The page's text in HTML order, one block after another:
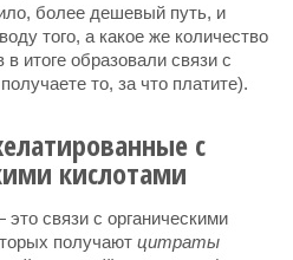
более дешевый путь, и
того, а какое же количество
итоге образовали связи с
то, за что платите).
с
кислотами
связи с органическими
получают цитраты